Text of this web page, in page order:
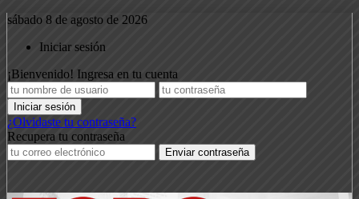
sábado 8 de agosto de 2026
Iniciar sesión
¡Bienvenido! Ingresa en tu cuenta
¿Olvidaste tu contraseña?
Recupera tu contraseña